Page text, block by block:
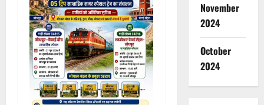
November
2024
October
2024